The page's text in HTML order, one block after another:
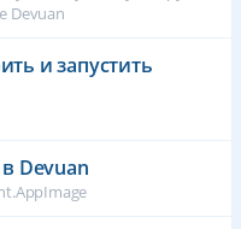
Devuan
и запустить
Devuan